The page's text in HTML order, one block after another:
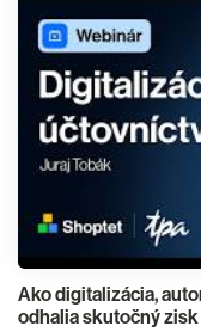
Ako digitalizácia,
odhalia skutočný